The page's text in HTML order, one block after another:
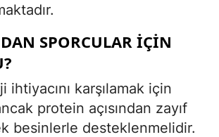
SPORCULAR IÇIN
ihtiyacını karşılamak için
protein açısından zayıf
besinlerle desteklenmelidir.